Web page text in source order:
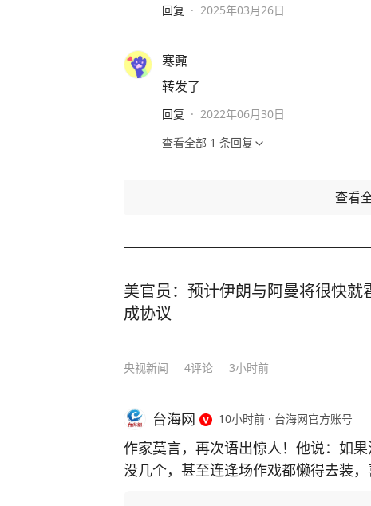
回复 · 2025年03月26日
寒鼐
转发了
回复 · 2022年06月30日
查看全部 1 条回复
查看
美官员：预计伊朗与阿曼将很快就
成协议
央视新闻 4评论 3小时前
台海网 10小时前 · 台海网官方账号
作家莫言，再次语出惊人！他说：如
没几个，甚至连逢场作戏都懒得去装